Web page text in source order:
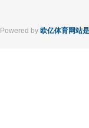
Powered by 欧亿体育网站